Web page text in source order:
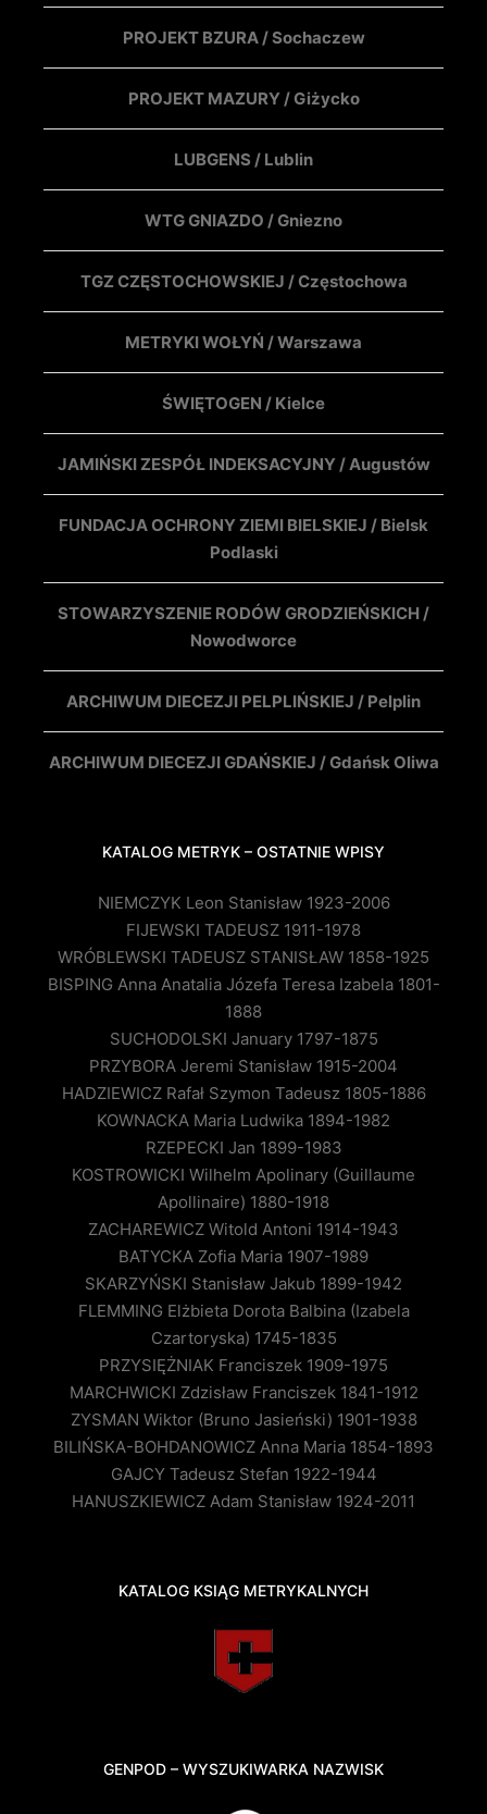
PROJEKT BZURA / Sochaczew
PROJEKT MAZURY / Giżycko
LUBGENS / Lublin
WTG GNIAZDO / Gniezno
TGZ CZĘSTOCHOWSKIEJ / Częstochowa
METRYKI WOŁYŃ / Warszawa
ŚWIĘTOGEN / Kielce
JAMIŃSKI ZESPÓŁ INDEKSACYJNY / Augustów
FUNDACJA OCHRONY ZIEMI BIELSKIEJ / Bielsk
Podlaski
STOWARZYSZENIE RODÓW GRODZIEŃSKICH /
Nowodworce
ARCHIWUM DIECEZJI PELPLIŃSKIEJ / Pelplin
ARCHIWUM DIECEZJI GDAŃSKIEJ / Gdańsk Oliwa
KATALOG METRYK – OSTATNIE WPISY
NIEMCZYK Leon Stanisław 1923-2006
FIJEWSKI TADEUSZ 1911-1978
WRÓBLEWSKI TADEUSZ STANISŁAW 1858-1925
BISPING Anna Anatalia Józefa Teresa Izabela 1801-
1888
SUCHODOLSKI January 1797-1875
PRZYBORA Jeremi Stanisław 1915-2004
HADZIEWICZ Rafał Szymon Tadeusz 1805-1886
KOWNACKA Maria Ludwika 1894-1982
RZEPECKI Jan 1899-1983
KOSTROWICKI Wilhelm Apolinary (Guillaume
Apollinaire) 1880-1918
ZACHAREWICZ Witold Antoni 1914-1943
BATYCKA Zofia Maria 1907-1989
SKARZYŃSKI Stanisław Jakub 1899-1942
FLEMMING Elżbieta Dorota Balbina (Izabela
Czartoryska) 1745-1835
PRZYSIĘŻNIAK Franciszek 1909-1975
MARCHWICKI Zdzisław Franciszek 1841-1912
ZYSMAN Wiktor (Bruno Jasieński) 1901-1938
BILIŃSKA-BOHDANOWICZ Anna Maria 1854-1893
GAJCY Tadeusz Stefan 1922-1944
HANUSZKIEWICZ Adam Stanisław 1924-2011
KATALOG KSIĄG METRYKALNYCH
GENPOD – WYSZUKIWARKA NAZWISK